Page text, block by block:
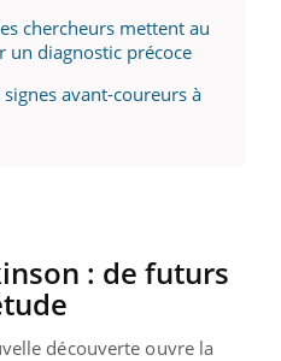
chercheurs mettent au
un diagnostic précoce
avant-coureurs à
: de futurs
découverte ouvre la